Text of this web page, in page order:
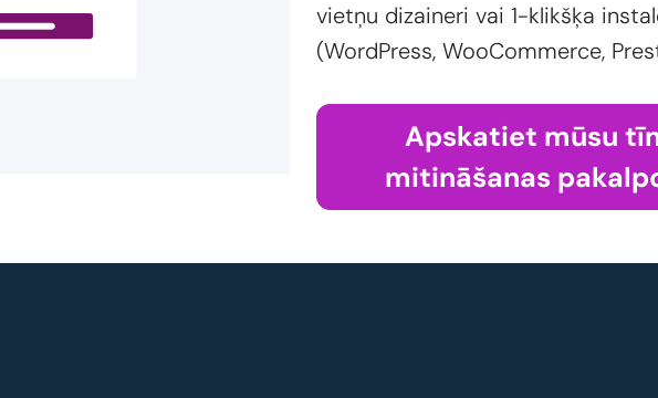
vietņu dizaineri vai 1-klikšķa
(WordPress, WooCommerce,
Apskatiet mūsu
mitināšanas